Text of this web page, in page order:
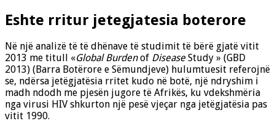
Eshte rritur jetegjatesia boterore
Në një analizë të të dhënave të studimit të bërë gjatë vitit
2013 me titull «Global Burden of Disease Study » (GBD
2013) (Barra Botërore e Sëmundjeve) hulumtuesit referojnë
se, ndërsa jetëgjatësia rritet kudo në botë, një ndryshim i
madh ndodh me pjesën jugore të Afrikës, ku vdekshmëria
nga virusi HIV shkurton një pesë vjeçar nga jetëgjatësia pas
vitit 1990.